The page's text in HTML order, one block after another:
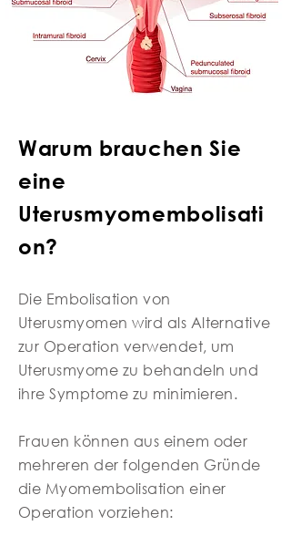
Warum brauchen Sie
eine
Uterusmyomembolisati
on?
Die Embolisation von
Uterusmyomen wird als Alternative
zur Operation verwendet, um
Uterusmyome zu behandeln und
ihre Symptome zu minimieren.
Frauen können aus einem oder
mehreren der folgenden Gründe
die Myomembolisation einer
Operation vorziehen: